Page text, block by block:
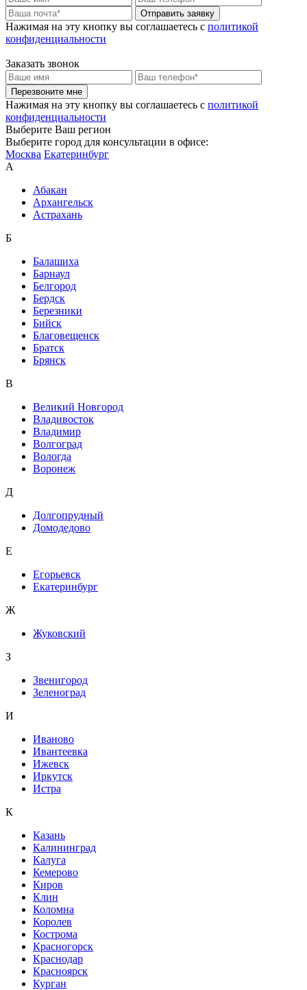
Отправить заявку
Нажимая на эту кнопку вы соглашаетесь c политикой
конфиденциальности
Заказать звонок
Перезвоните мне
Нажимая на эту кнопку вы соглашаетесь c политикой
конфиденциальности
Выберите Ваш регион
Выберите город для консультации в офисе:
Москва Екатеринбург
А
Абакан
Архангельск
Астрахань
Б
Балашиха
Барнаул
Белгород
Бердск
Березники
Бийск
Благовещенск
Братск
Брянск
В
Великий Новгород
Владивосток
Владимир
Волгоград
Вологда
Воронеж
Д
Долгопрудный
Домодедово
Е
Егорьевск
Екатеринбург
Ж
Жуковский
З
Звенигород
Зеленоград
И
Иваново
Ивантеевка
Ижевск
Иркутск
Истра
К
Казань
Калининград
Калуга
Кемерово
Киров
Клин
Коломна
Королев
Кострома
Красногорск
Краснодар
Красноярск
Курган